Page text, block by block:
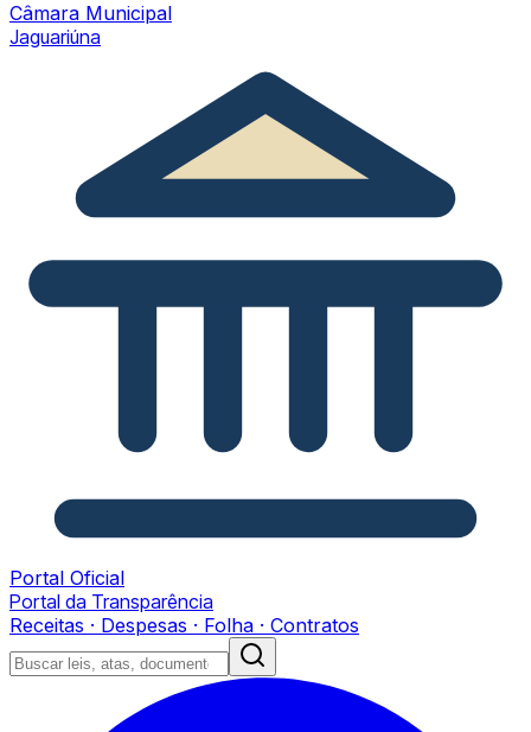
Câmara Municipal
Jaguariúna
Portal Oficial
Portal da Transparência
Receitas · Despesas · Folha · Contratos